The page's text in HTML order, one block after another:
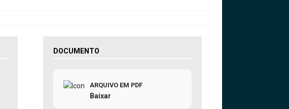
DOCUMENTO
ARQUIVO EM PDF
Baixar